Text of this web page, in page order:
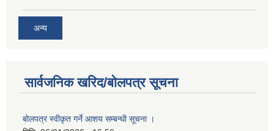
अन्य
सार्वजनिक खरिद/बोलपत्र सूचना
बोलपत्र स्वीकृत गर्ने आशय सम्बन्धी सूचना ।